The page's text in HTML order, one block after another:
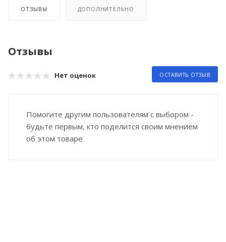
ОТЗЫВЫ ДОПОЛНИТЕЛЬНО
Отзывы
Нет оценок ОСТАВИТЬ ОТЗЫВ
Помогите другим пользователям с выбором -
будьте первым, кто поделится своим мнением
об этом товаре